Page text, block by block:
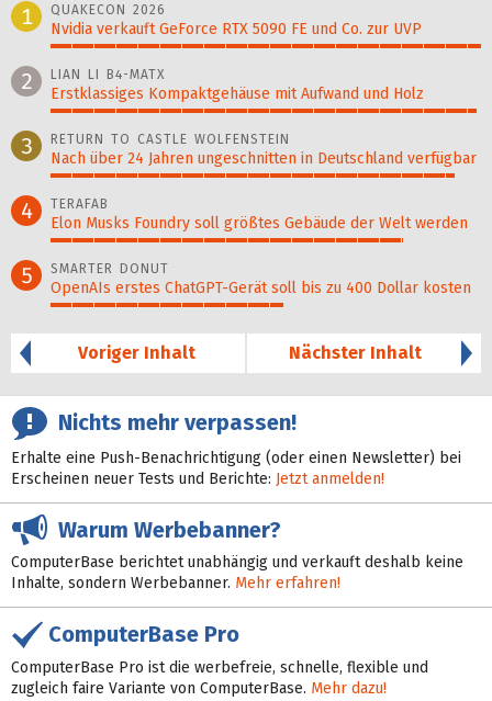
1
QUAKECON 2026
Nvidia verkauft GeForce RTX 5090 FE und Co. zur UVP
100%
2 LIAN LI B4-MATX
Erstklassiges Kompaktgehäuse mit Aufwand und Holz
99%
3 RETURN TO CASTLE WOLFENSTEIN
Nach über 24 Jahren ungeschnitten in Deutschland verfügbar
94%
4 TERAFAB
Elon Musks Foundry soll größ­tes Gebäude der Welt werden
82%
5 SMARTER DONUT
OpenAIs erstes ChatGPT-Gerät soll bis zu 400 Dollar kosten
54%
Voriger Inhalt
Nächster Inhalt
Nichts mehr verpassen!
Erhalte eine Push-Benachrichtigung (oder einen Newsletter) bei
Erscheinen neuer Tests und Berichte: Jetzt anmelden!
Warum Werbebanner?
ComputerBase berichtet unabhängig und verkauft deshalb keine
Inhalte, sondern Werbebanner. Mehr erfahren!
ComputerBase Pro
ComputerBase Pro ist die werbefreie, schnelle, flexible und
zugleich faire Variante von ComputerBase. Mehr dazu!